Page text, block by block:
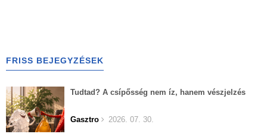
FRISS BEJEGYZÉSEK
Tudtad? A csípősség nem íz, hanem vészjelzés
Gasztro 2026. 07. 30.